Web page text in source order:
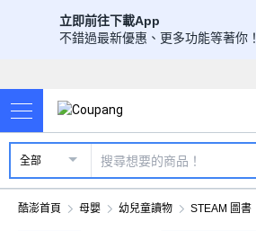
立即前往下載App
不錯過最新優惠、更多功能等著你！
全部
酷澎首頁 母嬰 幼兒童讀物 STEAM 圖書